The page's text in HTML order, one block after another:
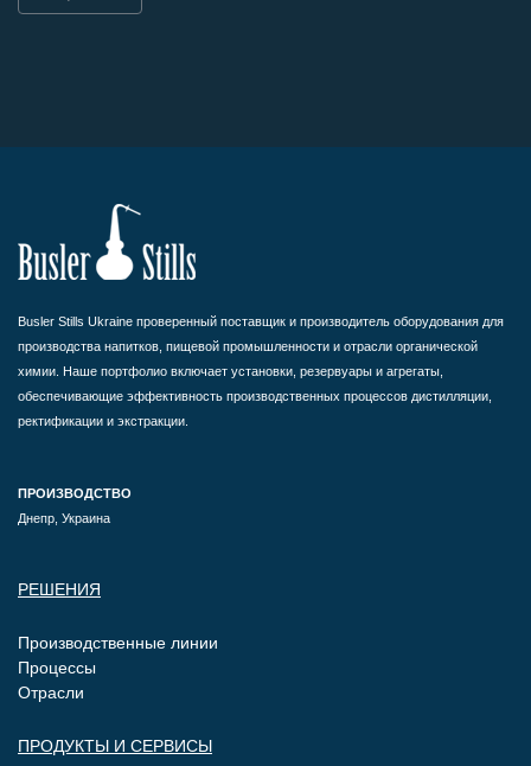
Busler Stills Ukraine проверенный поставщик и производитель оборудования для
производства напитков, пищевой промышленности и отрасли органической
химии. Наше портфолио включает установки, резервуары и агрегаты,
обеспечивающие эффективность производственных процессов дистилляции,
ректификации и экстракции.
ПРОИЗВОДСТВО
Днепр, Украина
РЕШЕНИЯ
Производственные линии
Процессы
Отрасли
ПРОДУКТЫ И СЕРВИСЫ